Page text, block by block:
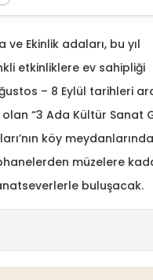
ve Ekinlik adaları, bu yıl
etkinliklere ev sahipliği
– 8 Eylül tarihleri
“3 Ada Kültür Sanat
köy
müzelere
buluşacak.